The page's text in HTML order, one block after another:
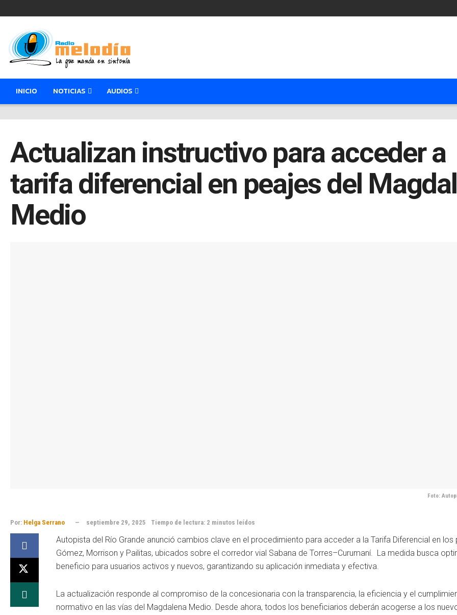
INICIO NOTICIAS AUDIOS
Actualizan instructivo para acceder a
tarifa diferencial en peajes del
Medio
Foto:
Por: Helga Serrano septiembre 29, 2025 Tiempo de lectura: 2 minutos leídos
Autopista del Río Grande anunció cambios clave en el procedimiento para acceder a la Tarifa Diferencial en los
Gómez, Morrison y Pailitas, ubicados sobre el corredor vial Sabana de Torres–Curumaní. La medida busca
beneficio para usuarios activos y nuevos, garantizando su aplicación inmediata y efectiva.
La actualización responde al compromiso de la concesionaria con la transparencia, la eficiencia y el
normativo en las vías del Magdalena Medio. Desde ahora, todos los beneficiarios deberán acogerse a los